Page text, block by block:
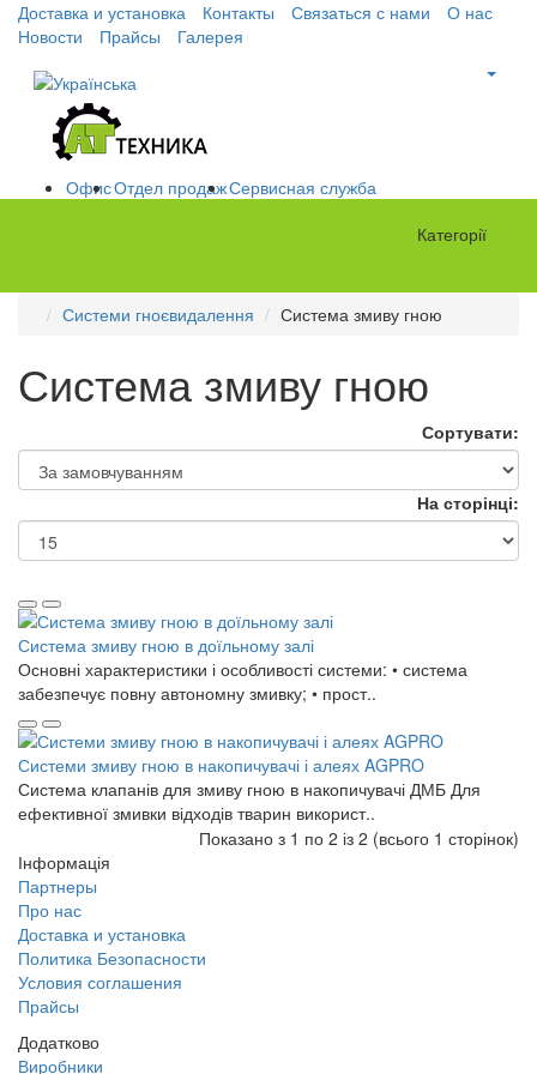
Доставка и установка Контакты Связаться с нами
О нас
Новости
Прайсы Галерея
ОфисОтдел продажСервисная служба
Категорії
Системи гноєвидалення Система змиву гною
Система змиву гною
Сортувати:
На сторінці:
Система змиву гною в доїльному залі
Основні характеристики і особливості системи: • система
забезпечує повну автономну змивку; • прост..
Системи змиву гною в накопичувачі і алеях AGPRO
Система клапанів для змиву гною в накопичувачі ДМБ Для
ефективної змивки відходів тварин використ..
Показано з 1 по 2 із 2 (всього 1 сторінок)
Інформація
Партнеры
Про нас
Доставка и установка
Политика Безопасности
Условия соглашения
Прайсы
Додатково
Виробники